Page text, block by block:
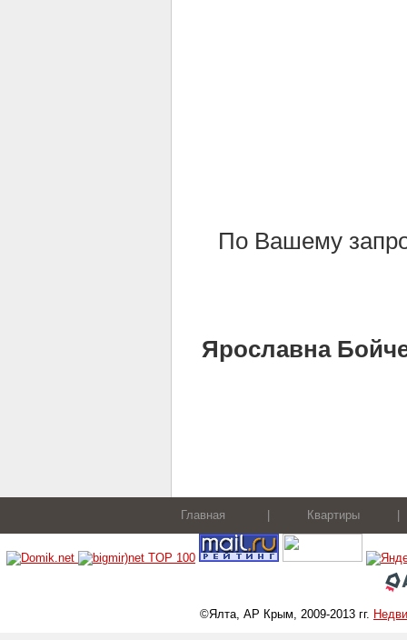
По Вашему
Ярославна
Главная Квартиры
©Ялта, АР Крым, 2009-2013 гг.